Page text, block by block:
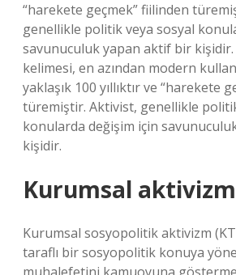
“harekete geçmek” fiilinden
genellikle politik veya sosyal
savunuculuk yapan aktif bir kişidir.
kelimesi, en azından modern
yaklaşık 100 yıllıktır ve “harekete
türemiştir. Aktivist, genellikle
konularda değişim için
kişidir.
Kurumsal
Kurumsal sosyopolitik aktivizm
taraflı bir sosyopolitik konuya